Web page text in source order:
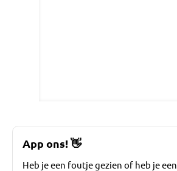
App ons!👋
Heb je een foutje gezien of heb je een